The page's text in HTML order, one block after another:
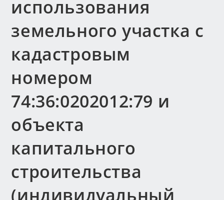
использования
земельного участка с
кадастровым
номером
74:36:0202012:79 и
объекта
капитального
строительства
(индивидуальный